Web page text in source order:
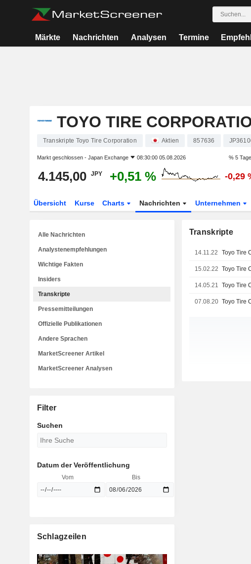
Märkte Nachrichten Analysen Termine
TOYO TIRE
Transkripte Toyo Tire Corporation Aktien 857636
Markt geschlossen - Japan Exchange 08:30:00 05.08.2026 % 5 Tage
4.145,00 JPY +0,51 % -0,29
Übersicht Kurse Charts Nachrichten Unternehmen
Transkripte
14.11.22 Toyo Tire
15.02.22
14.05.21
07.08.20
Alle Nachrichten
Analystenempfehlungen
Wichtige Fakten
Insiders
Transkripte
Pressemitteilungen
Offizielle Publikationen
Andere Sprachen
MarketScreener Artikel
MarketScreener Analysen
Filter
Suchen
Datum der Veröffentlichung
Vom Bis
Schlagzeilen